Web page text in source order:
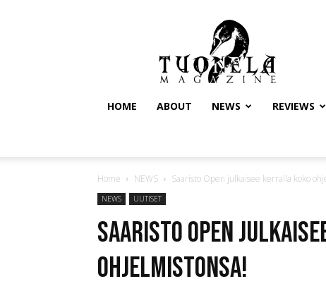
Tuonela
Magazine
HOME ABOUT NEWS REVIEWS
Home NEWS Saaristo Open julkaisee kerralla koko
NEWS UUTISET
Saaristo Open
ohjelmistonsa!